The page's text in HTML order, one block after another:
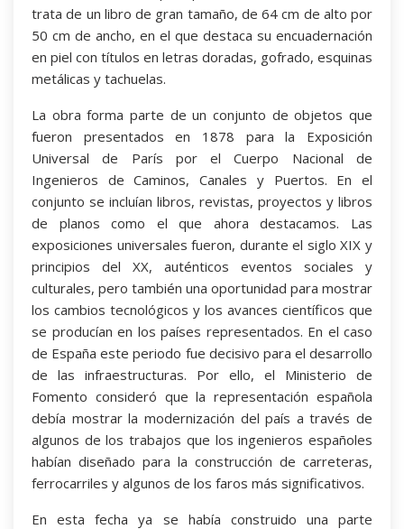
trata de un libro de gran tamaño, de 64 cm de alto por
50 cm de ancho, en el que destaca su encuadernación
en piel con títulos en letras doradas, gofrado, esquinas
metálicas y tachuelas.
La obra forma parte de un conjunto de objetos que
fueron presentados en 1878 para la Exposición
Universal de París por el Cuerpo Nacional de
Ingenieros de Caminos, Canales y Puertos. En el
conjunto se incluían libros, revistas, proyectos y libros
de planos como el que ahora destacamos. Las
exposiciones universales fueron, durante el siglo XIX y
principios del XX, auténticos eventos sociales y
culturales, pero también una oportunidad para mostrar
los cambios tecnológicos y los avances científicos que
se producían en los países representados. En el caso
de España este periodo fue decisivo para el desarrollo
de las infraestructuras. Por ello, el Ministerio de
Fomento consideró que la representación española
debía mostrar la modernización del país a través de
algunos de los trabajos que los ingenieros españoles
habían diseñado para la construcción de carreteras,
ferrocarriles y algunos de los faros más significativos.
En esta fecha ya se había construido una parte